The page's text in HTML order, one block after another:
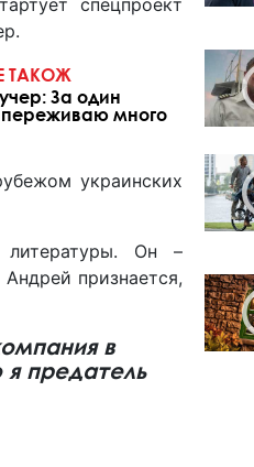
ТАКОЖ
За один
переживаю много
украинских
Он –
признается,
в
предатель